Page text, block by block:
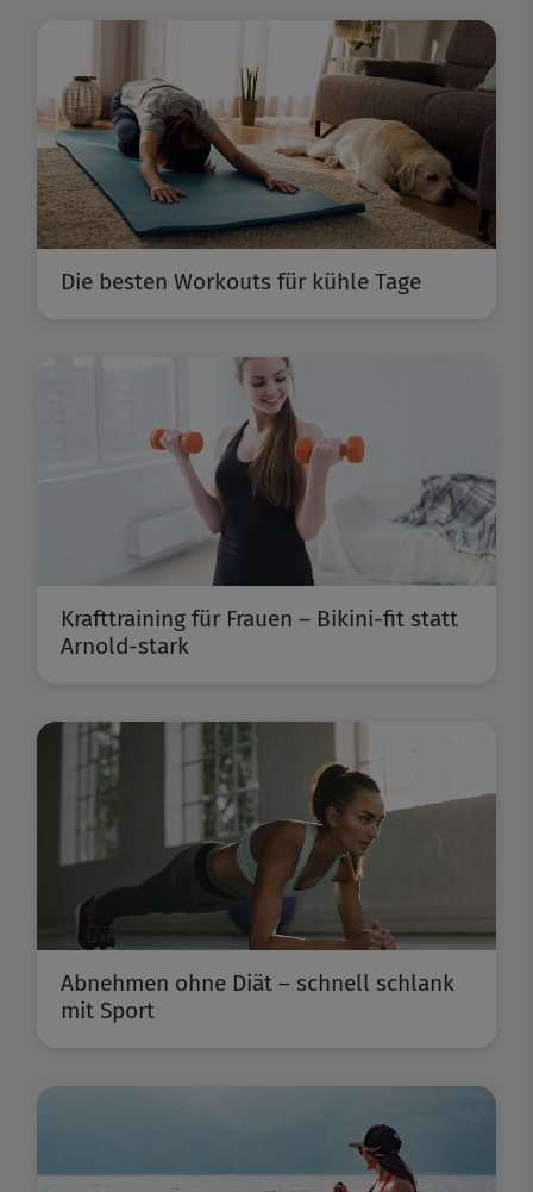
Die besten Workouts für kühle Tage
Krafttraining für Frauen – Bikini-fit statt
Arnold-stark
Abnehmen ohne Diät – schnell schlank
mit Sport